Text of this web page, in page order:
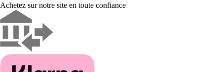
Achetez sur notre site en toute confiance